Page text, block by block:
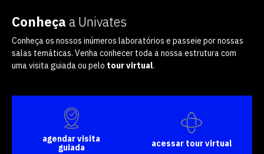
Conheça a Univates
Conheça os nossos inúmeros laboratórios e passeie por nossas
salas temáticas. Venha conhecer toda a nossa estrutura com
uma visita guiada ou pelo tour virtual.
agendar visita
guiada
acessar tour virtual